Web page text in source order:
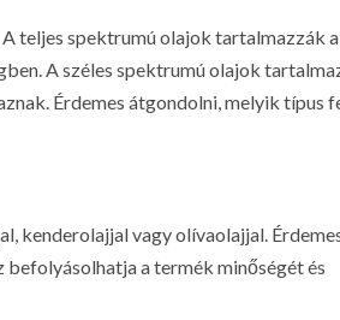
teljes spektrumú olajok tartalmazzák
A széles spektrumú olajok
Érdemes átgondolni, melyik típus
kenderolajjal vagy olívaolajjal.
a termék minőségét és